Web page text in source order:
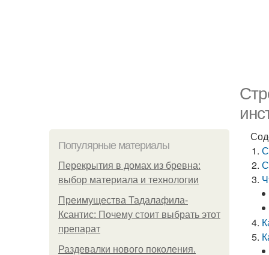
Популярные материалы
Перекрытия в домах из бревна:
выбор материала и технологии
Преимущества Тадалафила-
Ксантис: Почему стоит выбрать этот
препарат
Раздевалки нового поколения.